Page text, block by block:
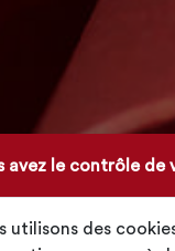
avez le contrôle de
utilisons des